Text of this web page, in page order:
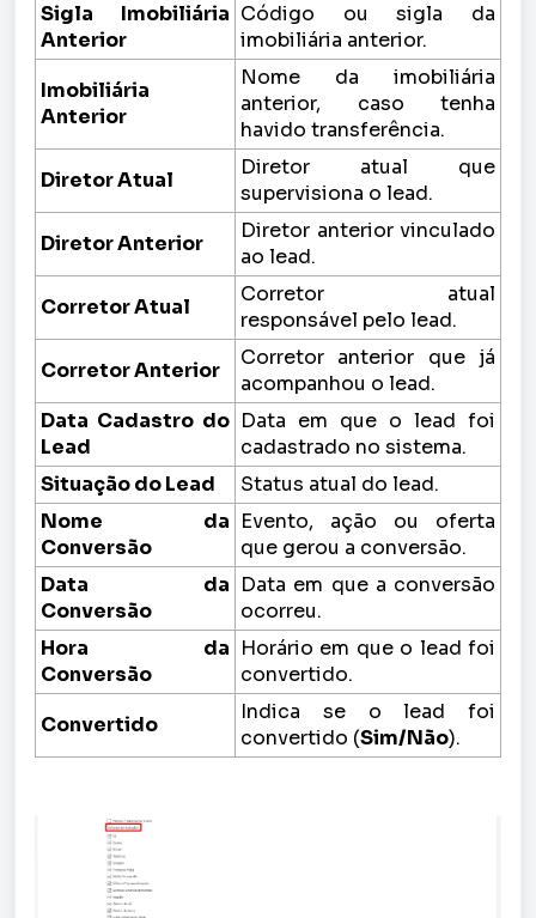
Sigla Imobiliária
Anterior
Código ou sigla da
imobiliária anterior.
Imobiliária
Anterior
Nome da imobiliária
anterior, caso tenha
havido transferência.
Diretor Atual
Diretor atual que
supervisiona o lead.
Diretor Anterior
Diretor anterior vinculado
ao lead.
Corretor Atual
Corretor atual
responsável pelo lead.
Corretor Anterior
Corretor anterior que já
acompanhou o lead.
Data Cadastro do
Lead
Data em que o lead foi
cadastrado no sistema.
Situação do Lead
Status atual do lead.
Nome da
Conversão
Evento, ação ou oferta
que gerou a conversão.
Data da
Conversão
Data em que a conversão
ocorreu.
Hora da
Conversão
Horário em que o lead foi
convertido.
Convertido
Indica se o lead foi
convertido (Sim/Não).